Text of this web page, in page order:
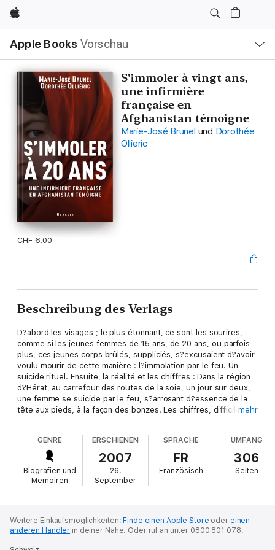
Apple
Apple Books Vorschau
Navigation
Menü
öffnen
S'immoler à vingt ans,
une infirmière
française en
Afghanistan témoigne
Marie-José Brunel und Dorothée
Ollieric
CHF 6.00
Beschreibung des Verlags
D?abord les visages ; le plus étonnant, ce sont les sourires,
comme si les jeunes femmes de 15 ans, de 20 ans, ou parfois
plus, ces jeunes corps brûlés, suppliciés, s?excusaient d?avoir
voulu mourir de cette manière : l?immolation par le feu. Un
suicide rituel. Ensuite, la réalité et les chiffres : Dans la région
d?Hérat, au carrefour des routes de la soie, un jour sur deux,
une femme se suicide par le feu, s?arrosant d?essence de la
tête aux pieds, à la façon des bonzes. Les chiffres, difficiles à
expliquer ce phénomène inquiétant ? On pourrait rappeler les
talibans et leur tyrannie, l?absence du plus rudimentaire droit
des femmes, l?obligation de se courber sous le joug du
mariage forcé, la honte des rapports sexuels hors mariage, la
pénible vie partagée avec une belle-famille qui nie votre droit à
mystère. Loin de la théorie, ce document saisissant nous
plonge au coeur du service des grands brûlés d?Hérat ; une
mehr
GENRE
Biografien und
Memoiren
ERSCHIENEN
2007
26.
September
SPRACHE
FR
Französisch
UMFANG
306
Seiten
Weitere Einkaufsmöglichkeiten: Finde einen Apple Store oder einen
anderen Händler in deiner Nähe. Oder ruf an unter 0800 801 078.